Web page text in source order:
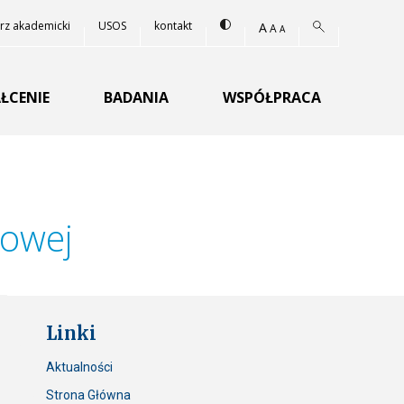
akademicki USOS kontakt Zmień kontrast strony
APowiększ rozmiar
APrzywróć domyślny
AZmniejsz rozmiar czcionki
Szukaj:
Szukaj
BADANIA WSPÓŁPRACA
Linki
Aktualności
Strona Główna